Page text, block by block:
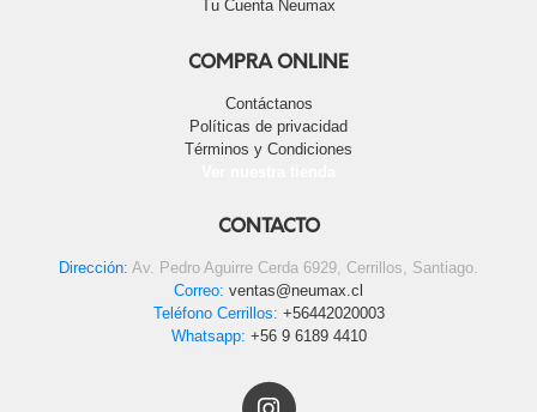
Tu Cuenta Neumax
COMPRA ONLINE
Contáctanos
Políticas de privacidad
Términos y Condiciones
CONTACTO
Dirección: Av. Pedro Aguirre Cerda 6929, Cerrillos, Santiago.
Correo: ventas@neumax.cl
Teléfono Cerrillos: +56442020003
Whatsapp: +56 9 6189 4410